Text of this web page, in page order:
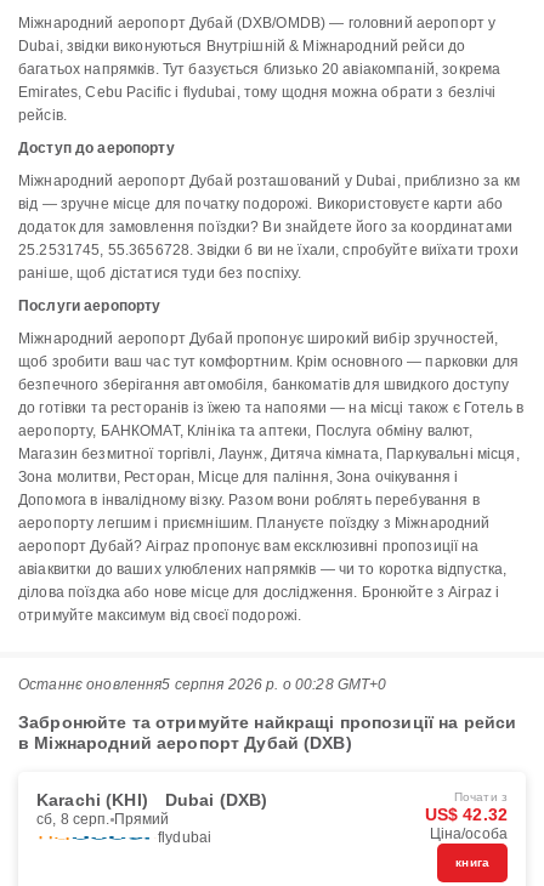
Міжнародний аеропорт Дубай (DXB/OMDB) — головний аеропорт у
Dubai, звідки виконуються Внутрішній & Міжнародний рейси до
багатьох напрямків. Тут базується близько 20 авіакомпаній, зокрема
Emirates, Cebu Pacific і flydubai, тому щодня можна обрати з безлічі
рейсів.
Доступ до аеропорту
Міжнародний аеропорт Дубай розташований у Dubai, приблизно за км
від — зручне місце для початку подорожі. Використовуєте карти або
додаток для замовлення поїздки? Ви знайдете його за координатами
25.2531745, 55.3656728. Звідки б ви не їхали, спробуйте виїхати трохи
раніше, щоб дістатися туди без поспіху.
Послуги аеропорту
Міжнародний аеропорт Дубай пропонує широкий вибір зручностей,
щоб зробити ваш час тут комфортним. Крім основного — парковки для
безпечного зберігання автомобіля, банкоматів для швидкого доступу
до готівки та ресторанів із їжею та напоями — на місці також є Готель в
аеропорту, БАНКОМАТ, Клініка та аптеки, Послуга обміну валют,
Магазин безмитної торгівлі, Лаунж, Дитяча кімната, Паркувальні місця,
Зона молитви, Ресторан, Місце для паління, Зона очікування і
Допомога в інвалідному візку. Разом вони роблять перебування в
аеропорту легшим і приємнішим. Плануєте поїздку з Міжнародний
аеропорт Дубай? Airpaz пропонує вам ексклюзивні пропозиції на
авіаквитки до ваших улюблених напрямків — чи то коротка відпустка,
ділова поїздка або нове місце для дослідження. Бронюйте з Airpaz і
отримуйте максимум від своєї подорожі.
Останнє оновлення5 серпня 2026 р. о 00:28 GMT+0
Забронюйте та отримуйте найкращі пропозиції на рейси
в Міжнародний аеропорт Дубай (DXB)
Karachi (KHI) Dubai (DXB)
сб, 8 серп. Прямий
flydubai
Почати з
US$ 42.32
Ціна/особа
книга